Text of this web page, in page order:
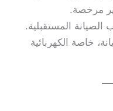
مرخصة.
المستقبلية.
خاصة الكهربائية